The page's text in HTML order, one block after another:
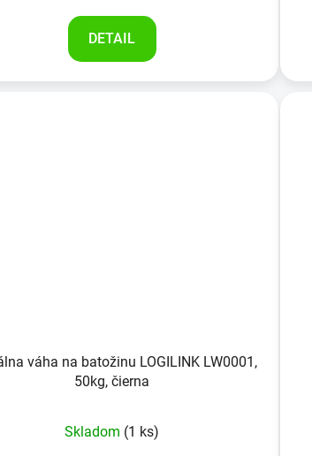
DETAIL
váha na batožinu LOGILINK LW0001,
50kg, čierna
Skladom (1 ks)